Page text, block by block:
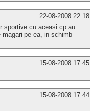
22-08-2008 22:18
sportive cu aceasi cp au
magari pe ea, in schimb
15-08-2008 17:45
15-08-2008 17:44